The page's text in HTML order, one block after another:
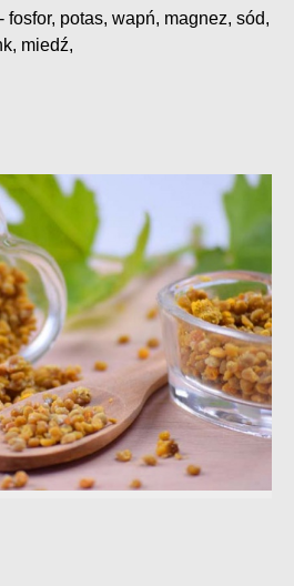
fosfor, potas, wapń, magnez, sód,
miedź,